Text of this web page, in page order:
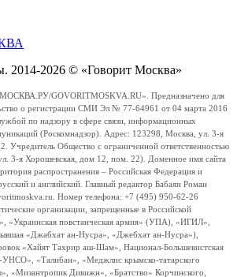
2014-2026 © «Говорит Москва»
GOVORITMOSKVA.RU». Предназначено для
о регистрации СМИ Эл № 77-64961 от 04 марта 2016
по надзору в сфере связи, информационных
(Роскомнадзор). Адрес: 123298, Москва, ул. 3-я
Учредитель Общество с ограниченной ответственностью
3-я Хорошевская, дом 12, пом. 22). Доменное имя сайта
распространения – Российская Федерация и
и английский. Главный редактор Бабаян Роман
Номер телефона: +7 (495) 950-62-26
организации, запрещенные в Российской
«Украинская повстанческая армия» (УПА), «ИГИЛ»,
«Джабхат ан-Нусра», «Джебхат ан-Нусра»),
«Хайят Тахрир аш-Шам», Национал-Большевистская
«Талибан», «Меджлис крымско-татарского
«Мизантропик Дивижн», «Братство» Корчинского,